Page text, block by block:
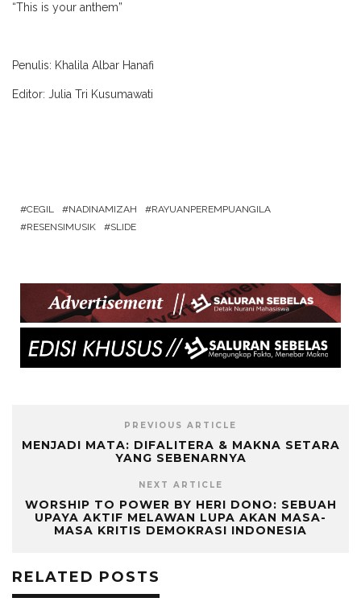
“This is your anthem”
Penulis: Khalila Albar Hanafi
Editor: Julia Tri Kusumawati
CEGIL NADINAMIZAH
RAYUANPEREMPUANGILA
RESENSIMUSIK
SLIDE
PREVIOUS ARTICLE
MENJADI MATA: DIFALITERA & MAKNA SETARA
YANG SEBENARNYA
NEXT ARTICLE
WORSHIP TO POWER BY HERI DONO: SEBUAH
UPAYA AKTIF MELAWAN LUPA AKAN MASA-
MASA KRITIS DEMOKRASI INDONESIA
RELATED POSTS